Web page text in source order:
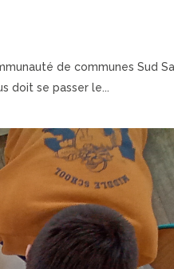
de communes Sud
doit se passer le...